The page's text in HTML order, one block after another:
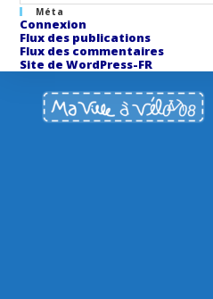
Méta
Connexion
Flux des publications
Flux des commentaires
Site de WordPress-FR